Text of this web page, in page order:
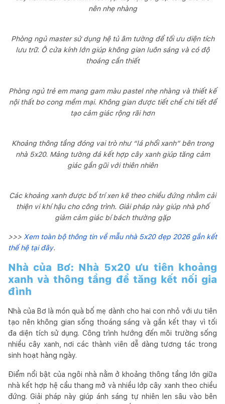
nên nhẹ nhàng
Phòng ngủ master sử dụng hệ tủ âm tường để tối ưu diện tích
lưu trữ. Ô cửa kính lớn giúp không gian luôn sáng và có độ
thoáng cần thiết
Phòng ngủ trẻ em mang gam màu pastel nhẹ nhàng và thiết kế
nội thất bo cong mềm mại. Không gian được tiết chế chi tiết để
tạo cảm giác rộng rãi hơn
Khoảng thông tầng đóng vai trò như “lá phổi xanh” bên trong
nhà 5x20. Mảng tường đá kết hợp cây xanh giúp tăng cảm
giác gần gũi với thiên nhiên
Các khoảng xanh được bố trí xen kẽ theo chiều đứng nhằm cải
thiện vi khí hậu cho công trình. Giải pháp này giúp nhà phố
giảm cảm giác bí bách thường gặp
>>> Xem toàn bộ thông tin về mẫu nhà 5x20 đẹp 2026 gắn kết
thế hệ tại đây.
Nhà của Bơ: Nhà 5x20 ưu tiên khoảng
xanh và thông tầng để tăng kết nối gia
đình
Nhà của Bơ là món quà bố mẹ dành cho hai con nhỏ với ưu tiên
tạo nên không gian sống thoáng sáng và gắn kết thay vì tối
đa diện tích sử dụng. Công trình hướng đến môi trường sống
nhiều cây xanh, nơi các thành viên dễ dàng tương tác trong
sinh hoạt hàng ngày.
Điểm nổi bật của ngôi nhà nằm ở khoảng thông tầng lớn giữa
nhà kết hợp hệ cầu thang mở và nhiều lớp cây xanh theo chiều
đứng. Giải pháp này giúp ánh sáng tự nhiên len sâu vào bên